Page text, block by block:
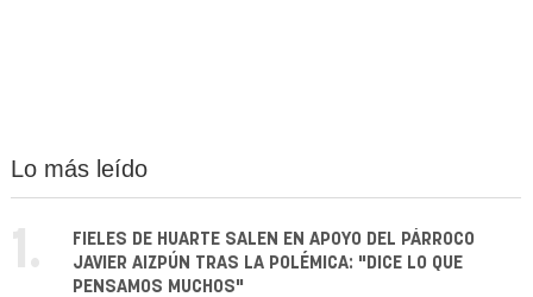
Lo más leído
1.
FIELES DE HUARTE SALEN EN APOYO DEL PÁRROCO
JAVIER AIZPÚN TRAS LA POLÉMICA: "DICE LO QUE
PENSAMOS MUCHOS"